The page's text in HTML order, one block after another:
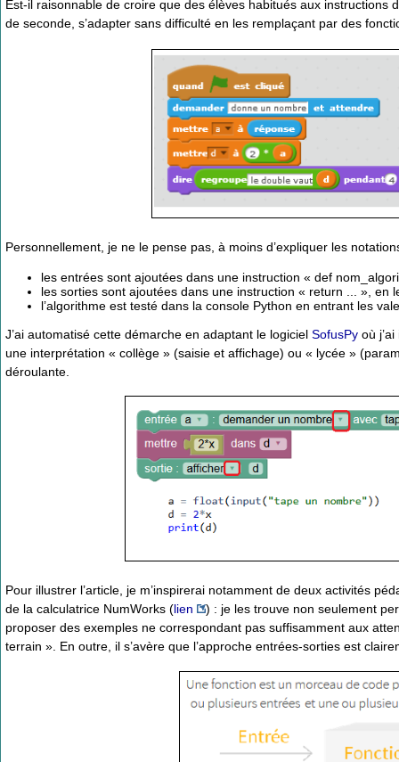
Est-il raisonnable de croire que des élèves habitués aux instructions
de seconde, s’adapter sans difficulté en les remplaçant par des
Personnellement, je ne le pense pas, à moins d’expliquer les
les entrées sont ajoutées dans une instruction « def
les sorties sont ajoutées dans une instruction « return ... », en
l’algorithme est testé dans la console Python en entrant les
J’ai automatisé cette démarche en adaptant le logiciel SofusPy où
une interprétation « collège » (saisie et affichage) ou « lycée »
déroulante.
Pour illustrer l’article, je m’inspirerai notamment de deux activités
de la calculatrice NumWorks (lien
) : je les trouve non seulement
proposer des exemples ne correspondant pas suffisamment aux
terrain ». En outre, il s’avère que l’approche entrées-sorties est